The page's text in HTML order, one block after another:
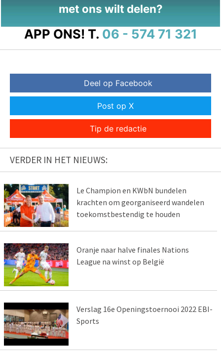
met ons wilt delen?
APP ONS! T. 06 - 574 71 321
Deel op Facebook
Post op X
Tip de redactie
VERDER IN HET NIEUWS:
Le Champion en KWbN bundelen
krachten om georganiseerd wandelen
toekomstbestendig te houden
Oranje naar halve finales Nations
League na winst op België
Verslag 16e Openingstoernooi 2022 EBI-
Sports